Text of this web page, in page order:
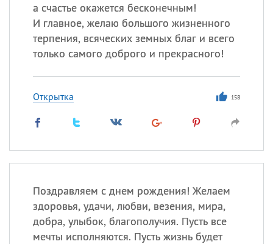
а счастье окажется бесконечным!
И главное, желаю большого жизненного
терпения, всяческих земных благ и всего
только самого доброго и прекрасного!
Открытка 158
Поздравляем с днем рождения! Желаем
здоровья, удачи, любви, везения, мира,
добра, улыбок, благополучия. Пусть все
мечты исполняются. Пусть жизнь будет